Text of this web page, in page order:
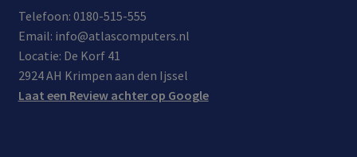
Telefoon: 0180-515-555
Email: info@atlascomputers.nl
Locatie: De Korf 41
2924 AH Krimpen aan den Ijssel
Laat een Review achter op Google